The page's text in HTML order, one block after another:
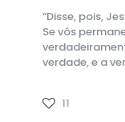
“Disse, pois,
Se vós
verdade, e a
11